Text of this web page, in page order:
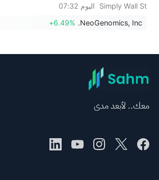
Simply Wall St
اليوم 07:32
NeoGenomics, Inc.
+6.49%
معك.. لأبعد مدى